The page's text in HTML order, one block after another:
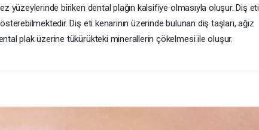
yüzeylerinde biriken dental plağın kalsifiye olmasıyla oluşur. Diş eti
Diş eti kenarının üzerinde bulunan diş taşları, ağız
plak üzerine tükürükteki minerallerin çökelmesi ile oluşur.